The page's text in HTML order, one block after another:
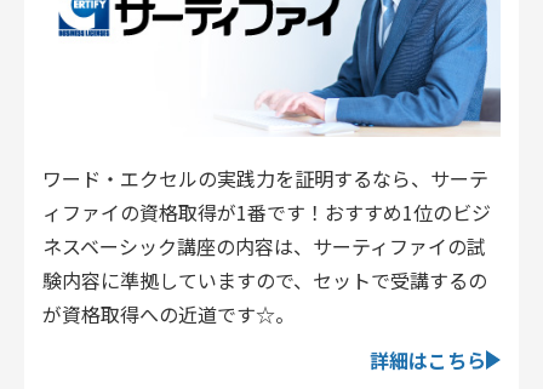
ワード・エクセルの実践力を証明するなら、サーテ
ィファイの資格取得が1番です！おすすめ1位のビジ
ネスベーシック講座の内容は、サーティファイの試
験内容に準拠していますので、セットで受講するの
が資格取得への近道です☆。
詳細はこちら